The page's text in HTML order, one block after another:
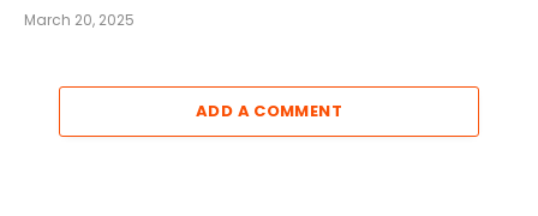
March 20, 2025
ADD A COMMENT